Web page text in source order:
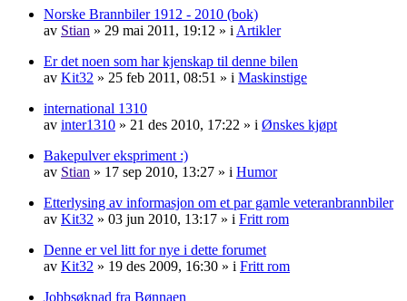
Norske Brannbiler 1912 - 2010 (bok)
av Stian » 29 mai 2011, 19:12 » iArtikler
Er det noen som har kjenskap til denne bilen
av Kit32 » 25 feb 2011, 08:51 » i Maskinstige
international 1310
av inter1310 » 21 des 2010, 17:22 » i Ønskes kjøpt
Bakepulver ekspriment :)
av Stian » 17 sep 2010, 13:27 » i Humor
Etterlysing av informasjon om et par gamle veteranbrannbiler
av Kit32 » 03 jun 2010, 13:17 » i Fritt rom
Denne er vel litt for nye i dette forumet
av Kit32 » 19 des 2009, 16:30 » i Fritt rom
Jobbsøknad fra Bønnaen